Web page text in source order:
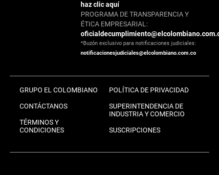
haz clic aquí
PROGRAMA DE TRANSPARENCIA Y
ÉTICA EMPRESARIAL:
*Buzón exclusivo para notificaciones judiciales:
notificacionesjudiciales@elcolombiano.com.co
GRUPO EL COLOMBIANO
CONTÁCTANOS
TÉRMINOS Y
CONDICIONES
POLÍTICA DE PRIVACIDAD
SUPERINTENDENCIA DE
INDUSTRIA Y COMERCIO
SUSCRIPCIONES